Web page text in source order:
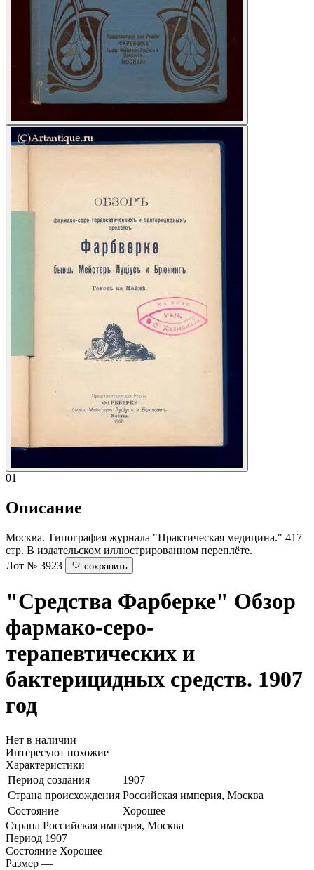
01
Описание
Москва. Типография журнала "Практическая медицина." 417
стр. В издательском иллюстрированном переплёте.
Лот № 3923
сохранить
"Средства Фарберке" Обзор
фармако-серо-
терапевтических и
бактерицидных средств. 1907
год
Нет в наличии
Интересуют похожие
Характеристики
Период создания
1907
Страна происхождения Российская империя, Москва
Состояние
Хорошее
Страна Российская империя, Москва
Период 1907
Состояние Хорошее
Размер —